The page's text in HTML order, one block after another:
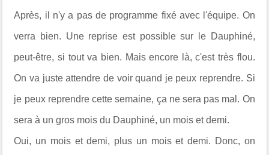
Après, il n'y a pas de programme fixé avec l'équipe. On
verra bien. Une reprise est possible sur le Dauphiné,
peut-être, si tout va bien. Mais encore là, c'est très flou.
On va juste attendre de voir quand je peux reprendre. Si
je peux reprendre cette semaine, ça ne sera pas mal. On
sera à un gros mois du Dauphiné, un mois et demi.
Oui, un mois et demi, plus un mois et demi. Donc, on